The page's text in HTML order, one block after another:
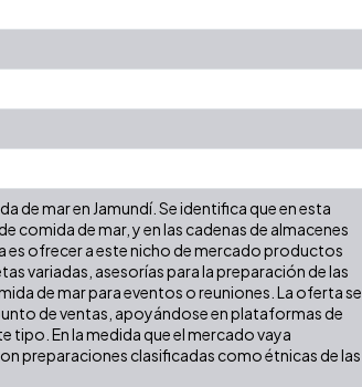
mar en Jamundí. Se identifica que en esta
comida de mar, y en las cadenas de almacenes
es ofrecer a este nicho de mercado productos
variadas, asesorías para la preparación de las
de mar para eventos o reuniones. La oferta se
de ventas, apoyándose en plataformas de
tipo. En la medida que el mercado vaya
preparaciones clasificadas como étnicas de las